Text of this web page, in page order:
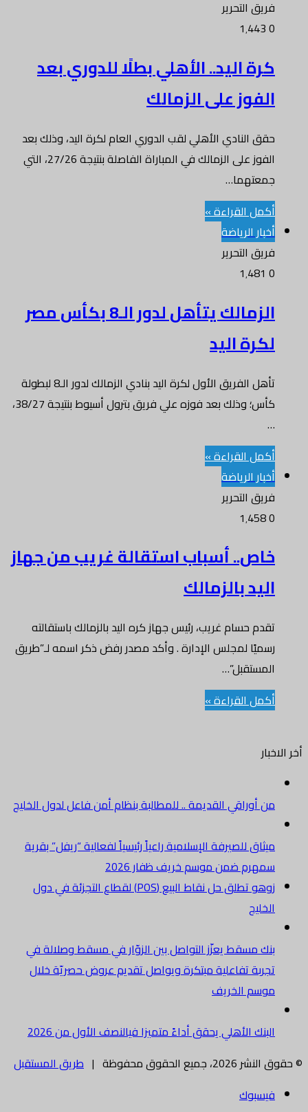
فريق التحرير
0
كرة اليد.. الأهلي بطلًا للدوري بعد
الفوز على الزمالك
حقق النادي الأهلي لقب الدوري العام لكرة اليد، وذلك بعد
الفوز على الزمالك في المباراة الفاصلة بنتيجة 27/26، التي
جمعتهما…
أكمل القراءة »
أخبار الرياضة
فريق التحرير
0
الزمالك يتأهل لدور الـ8 بكأس مصر
لكرة اليد
تأهل الفريق الأول لكرة اليد بنادي الزمالك لدور الـ8 لبطولة
كأس؛ وذلك بعد فوزه علي فريق بترول أسيوط بنتيجة 38/27،
…
أكمل القراءة »
أخبار الرياضة
فريق التحرير
0
خاص.. أسباب استقالة غريب من جهاز
اليد بالزمالك
تقدم حسام غريب، رئيس جهاز كره اليد بالزمالك باستقالته
رسميًا لمجلس الإدارة . وأكد مصدر رفض ذكر اسمه لـ”طريق
المستقبل”…
أكمل القراءة »
أخر الاخبار
من أوراقي القديمة .. للمطالبة بنظام أمن فاعل لدول الخليج
ميثاق للصيرفة الإسلامية راعياً رئيسياً لفعالية “ريفل” بقرية
سمهرم ضمن موسم خريف ظفار 2026
زوهو تطلق حل نقاط البيع (POS) لقطاع التجزئة في دول
الخليج
بنك مسقط يعزّز التواصل بين الزوّار في مسقط وصلالة في
تجربة تفاعلية مبتكرة ويواصل تقديم عروض حصريّة خلال
موسم الخريف
البنك الأهلي يحقق أداءً متميزا فيالنصف الأول من 2026
© حقوق النشر 2026، جميع الحقوق محفوظة |
طريق المستقبل
فيسبوك